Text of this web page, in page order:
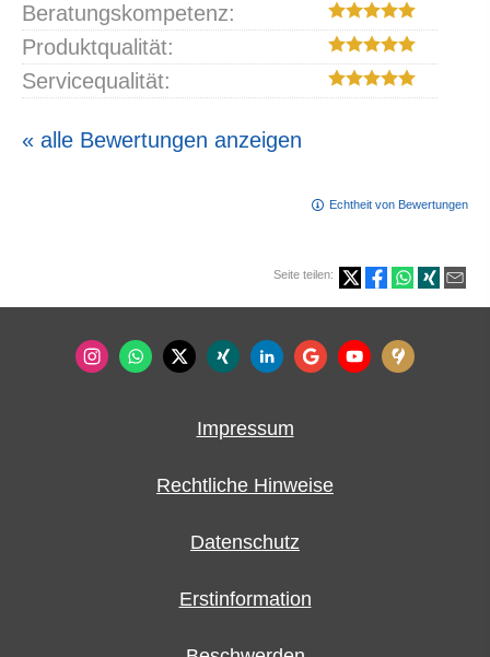
Beratungskompetenz:
Produktqualität:
Servicequalität:
« alle Bewertungen anzeigen
Echtheit von Bewertungen
Seite teilen:
Impressum
Rechtliche Hinweise
Datenschutz
Erstinformation